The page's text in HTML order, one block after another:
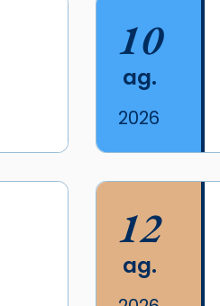
10
ag.
2026
12
ag.